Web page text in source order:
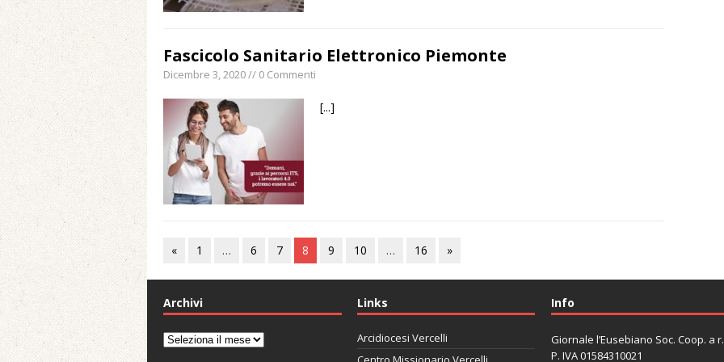
Fascicolo Sanitario Elettronico Piemonte
Dicembre 3, 2020 // 0 Commenti
[...]
« 1 … 6 7 8 9 10 … 16 »
Archivi
Archivi
Links
Arcidiocesi Vercelli
Info
Giornale l’Eusebiano Soc. Coop. a
P. IVA 01584310021